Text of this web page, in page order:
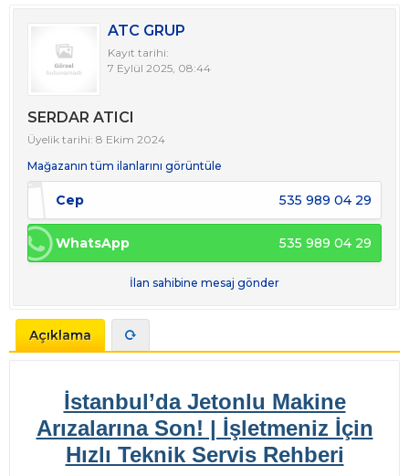
ATC GRUP
Kayıt tarihi:
7 Eylül 2025, 08:44
SERDAR ATICI
Üyelik tarihi: 8 Ekim 2024
Mağazanın tüm ilanlarını görüntüle
Cep 535 989 04 29
WhatsApp 535 989 04 29
İlan sahibine mesaj gönder
Açıklama
İstanbul’da Jetonlu Makine
Arızalarına Son! | İşletmeniz İçin
Hızlı Teknik Servis Rehberi